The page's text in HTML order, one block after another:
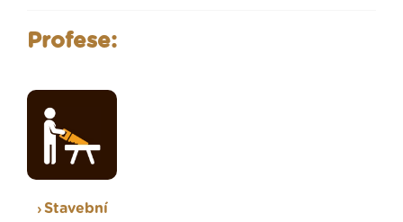
Profese:
Stavební